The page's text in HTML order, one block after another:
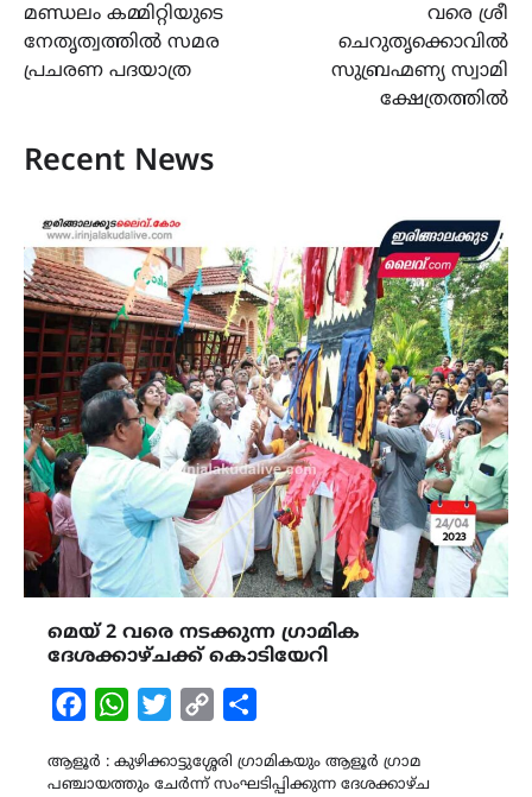
മണ്ഡലം കമ്മിറ്റിയുടെ
നേതൃത്വത്തിൽ സമര
പ്രചരണ പദയാത്ര
വരെ ശ്രീ
ചെറുതൃക്കൊവിൽ
സുബ്രഹ്മണ്യ സ്വാമി
ക്ഷേത്രത്തിൽ
Recent News
മെയ് 2 വരെ നടക്കുന്ന ഗ്രാമിക
ദേശക്കാഴ്ചക്ക് കൊടിയേറി
FacebookWhatsAppTwitterCopy
ആളൂർ : കുഴിക്കാട്ടുശ്ശേരി ഗ്രാമികയും ആളൂർ ഗ്രാമ
പഞ്ചായത്തും ചേർന്ന് സംഘടിപ്പിക്കുന്ന ദേശക്കാഴ്ച